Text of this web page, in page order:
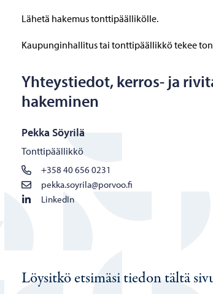
Lähetä hakemus tonttipäällikölle.
Kaupunginhallitus tai tonttipäällikkö tekee
Yhteystiedot, kerros- ja
hakeminen
Pekka Söyrilä
Tonttipäällikkö
+358 40 656 0231
pekka.soyrila@porvoo.fi
LinkedIn
Löysitkö etsimäsi tiedon tältä